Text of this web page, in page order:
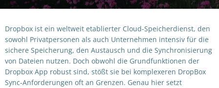
Dropbox ist ein weltweit etablierter Cloud-Speicherdienst, den
sowohl Privatpersonen als auch Unternehmen intensiv für die
sichere Speicherung, den Austausch und die Synchronisierung
von Dateien nutzen. Doch obwohl die Grundfunktionen der
Dropbox App robust sind, stößt sie bei komplexeren DropBox
Sync-Anforderungen oft an Grenzen. Genau hier setzt